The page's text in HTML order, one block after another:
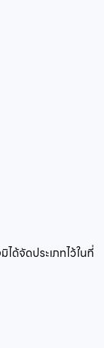
ด้จัดประเภทไว้ในที่